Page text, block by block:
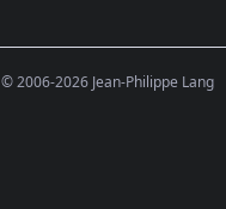
© 2006-2026 Jean-Philippe Lang